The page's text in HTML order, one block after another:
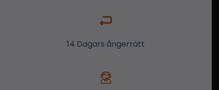
14 Dagars ångerrätt